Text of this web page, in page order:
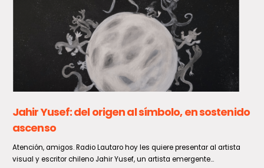
Primer operativo masivo tras la agenda ACOT
deja 656 detenidos y más de 33 mil
fiscalizaciones en todo el país